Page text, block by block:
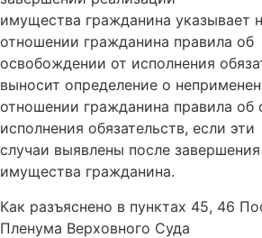
имущества гражданина указывает
отношении гражданина правила об
освобождении от исполнения
выносит определение о
отношении гражданина правила об
исполнения обязательств, если эти
случаи выявлены после
имущества гражданина.
Как разъяснено в пунктах 45, 46
Пленума Верховного Суда